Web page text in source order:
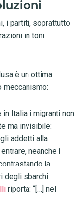
i partiti, soprattutto
in toni
è un ottima
meccanismo:
in Italia i migranti non
ma invisibile:
addetti alla
neanche i
la
degli sbarchi
riporta: “[…] nel